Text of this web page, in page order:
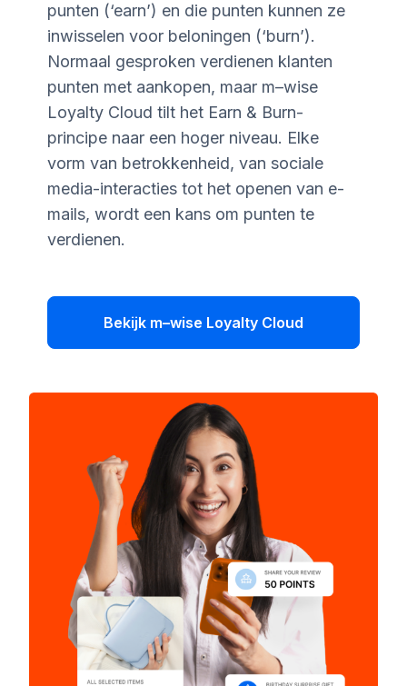
punten (‘earn’) en die punten kunnen ze
inwisselen voor beloningen (‘burn’).
Normaal gesproken verdienen klanten
punten met aankopen, maar m–wise
Loyalty Cloud tilt het Earn & Burn-
principe naar een hoger niveau. Elke
vorm van betrokkenheid, van sociale
media-interacties tot het openen van e-
mails, wordt een kans om punten te
verdienen.
Bekijk m–wise Loyalty Cloud